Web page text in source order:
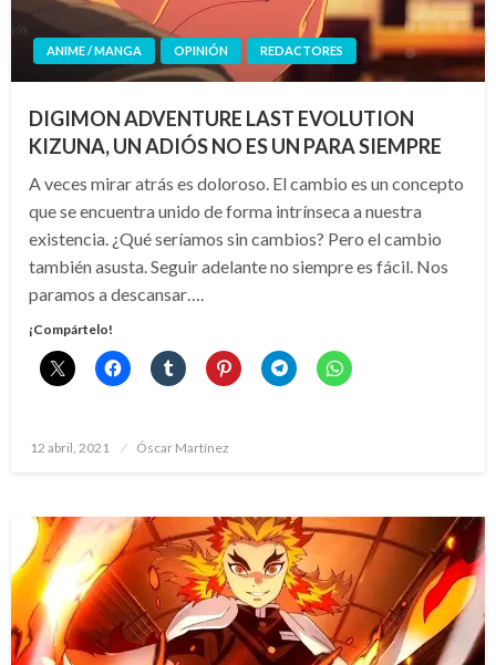
ANIME / MANGA OPINIÓN REDACTORES
DIGIMON ADVENTURE LAST EVOLUTION
KIZUNA, UN ADIÓS NO ES UN PARA SIEMPRE
A veces mirar atrás es doloroso. El cambio es un concepto
que se encuentra unido de forma intrínseca a nuestra
existencia. ¿Qué seríamos sin cambios? Pero el cambio
también asusta. Seguir adelante no siempre es fácil. Nos
paramos a descansar….
¡Compártelo!
Publicado
12 abril, 2021 Óscar Martínez